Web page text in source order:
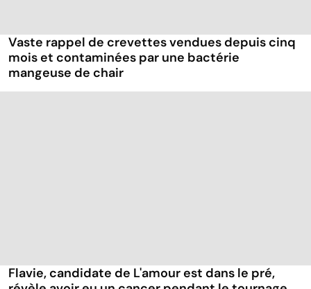
Vaste rappel de crevettes vendues depuis cinq
mois et contaminées par une bactérie
mangeuse de chair
Flavie, candidate de L'amour est dans le pré,